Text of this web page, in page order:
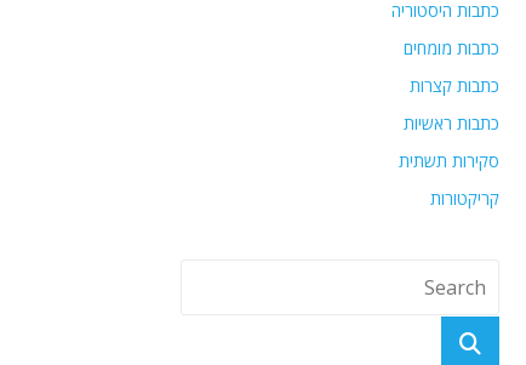
כתבות היסטוריה
כתבות מומחים
כתבות קצרות
כתבות ראשיות
סקירות תשתית
קריקטורות